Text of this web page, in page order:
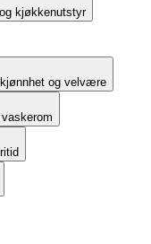
kjøkkenutstyr
og velvære